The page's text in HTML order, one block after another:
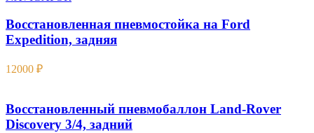
Восстановленная пневмостойка на Ford
Expedition , задняя
12000 ₽
Восстановленный пневмобаллон Land-Rover
Discovery 3/4, задний